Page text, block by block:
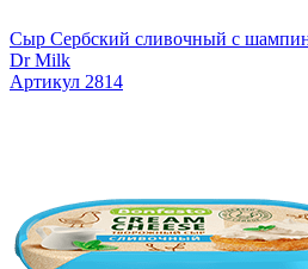
Сыр Сербский сливочный с
Dr Milk
Артикул 2814